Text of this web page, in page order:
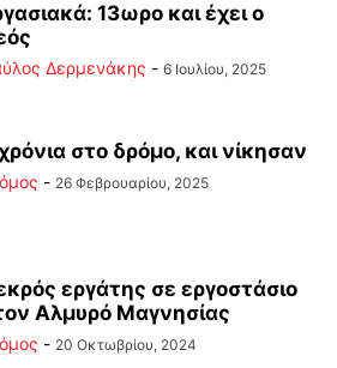
13ωρο και έχει ο
Δερμενάκης - 6 Ιουλίου, 2025
στο δρόμο, και νίκησαν
- 26 Φεβρουαρίου, 2025
εργάτης σε εργοστάσιο
Αλμυρό Μαγνησίας
- 20 Οκτωβρίου, 2024